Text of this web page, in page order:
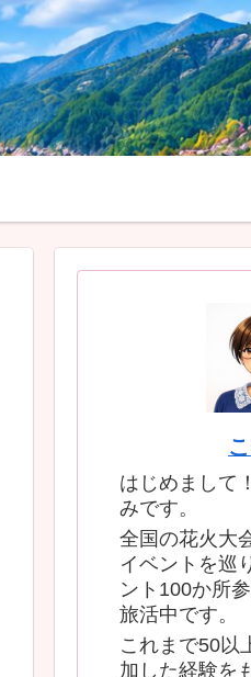
はじめまして
みです。
全国の花火大
イベントを巡
ント100か所
旅活中です。
これまで50以
加した経験を